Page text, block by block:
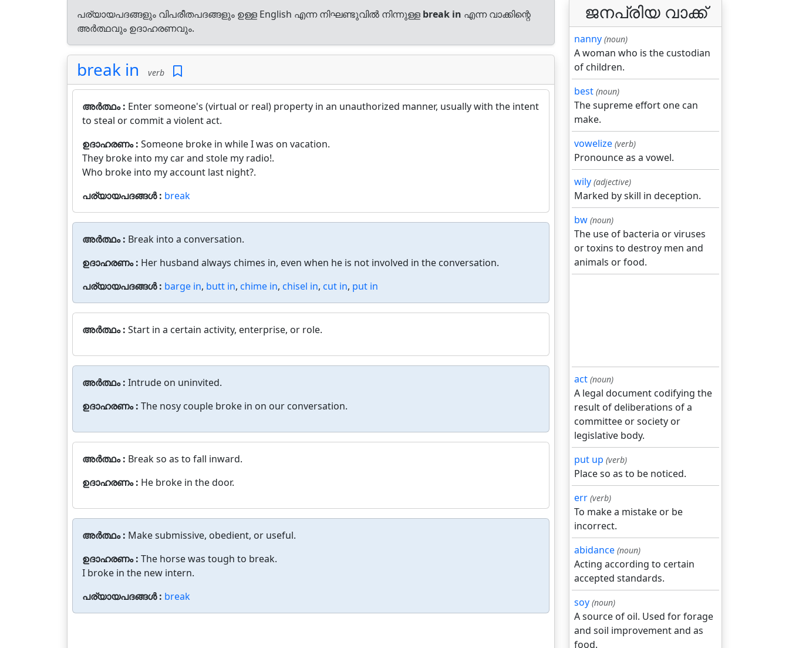
പര്യായപദങ്ങളും വിപരീതപദങ്ങളും ഉള്ള English എന്ന നിഘണ്ടുവിൽ നിന്നുള്ള break in എന്ന വാക്കിന്റെ
അർത്ഥവും ഉദാഹരണവും.
break in verb
അർത്ഥം : Enter someone's (virtual or real) property in an unauthorized manner, usually with the intent
to steal or commit a violent act.
ഉദാഹരണം : Someone broke in while I was on vacation.
They broke into my car and stole my radio!.
Who broke into my account last night?.
പര്യായപദങ്ങൾ : break
അർത്ഥം : Break into a conversation.
ഉദാഹരണം : Her husband always chimes in, even when he is not involved in the conversation.
പര്യായപദങ്ങൾ : barge in, butt in, chime in, chisel in, cut in, put in
അർത്ഥം : Start in a certain activity, enterprise, or role.
അർത്ഥം : Intrude on uninvited.
ഉദാഹരണം : The nosy couple broke in on our conversation.
അർത്ഥം : Break so as to fall inward.
ഉദാഹരണം : He broke in the door.
അർത്ഥം : Make submissive, obedient, or useful.
ഉദാഹരണം : The horse was tough to break.
I broke in the new intern.
പര്യായപദങ്ങൾ : break
ജനപ്രിയ വാക്ക്
nanny (noun)
A woman who is the custodian
of children.
best (noun)
The supreme effort one can
make.
vowelize (verb)
Pronounce as a vowel.
wily (adjective)
Marked by skill in deception.
bw (noun)
The use of bacteria or viruses
or toxins to destroy men and
animals or food.
act (noun)
A legal document codifying the
result of deliberations of a
committee or society or
legislative body.
put up (verb)
Place so as to be noticed.
err (verb)
To make a mistake or be
incorrect.
abidance (noun)
Acting according to certain
accepted standards.
soy (noun)
A source of oil. Used for forage
and soil improvement and as
food.